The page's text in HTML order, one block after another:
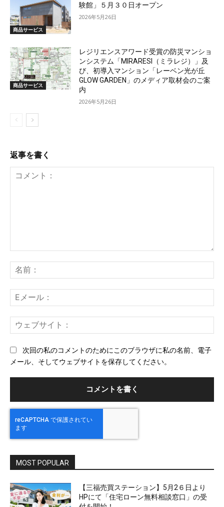
商品サービス
験館」５月３０日オープン
2026年5月26日
商品サービス
レジリエンスアワード受賞の防災マンショ
ンシステム「MIRARESI（ミラレジ）」及
び、初導入マンション「レーベン光が丘
GLOW GARDEN」のメディア取材会のご案
内
2026年5月26日
返事を書く
ン
ト：
前
メ
ー
ェ
次回の私のコメントのためにこのブラウザに私の名前、電子
メール、そしてウェブサイトを保存してください。
MOST POPULAR
【三福売買ステーション】5月2６日より
HPにて「住宅ローン無料相談窓口」の受